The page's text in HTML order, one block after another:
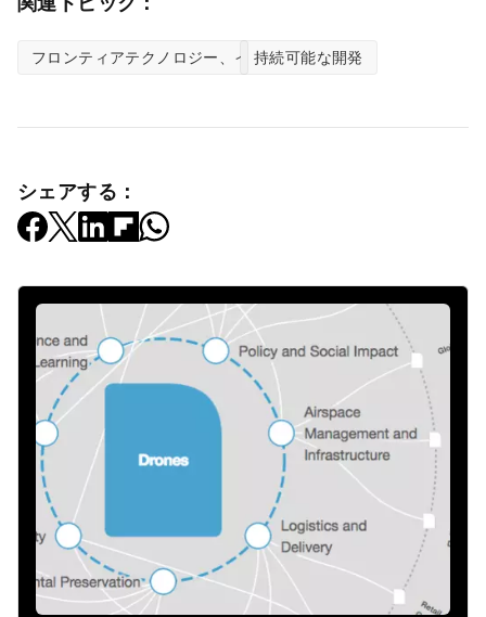
フロンティアテクノロジー、イノベーションセンター
持続可能な開発
シェアする：